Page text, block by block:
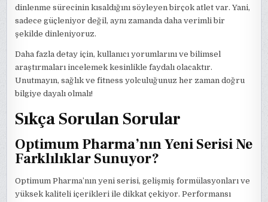
dinlenme sürecinin kısaldığını söyleyen birçok atlet var. Yani,
sadece güçleniyor değil, aynı zamanda daha verimli bir
şekilde dinleniyoruz.
Daha fazla detay için, kullanıcı yorumlarını ve bilimsel
araştırmaları incelemek kesinlikle faydalı olacaktır.
Unutmayın, sağlık ve fitness yolculuğunuz her zaman doğru
bilgiye dayalı olmalı!
Sıkça Sorulan Sorular
Optimum Pharma’nın Yeni Serisi Ne
Farklılıklar Sunuyor?
Optimum Pharma’nın yeni serisi, gelişmiş formülasyonları ve
yüksek kaliteli içerikleri ile dikkat çekiyor. Performansı